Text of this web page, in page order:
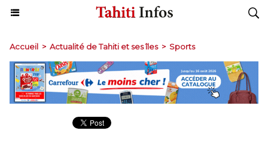
Accueil > Actualité de Tahiti et ses îles > Sports